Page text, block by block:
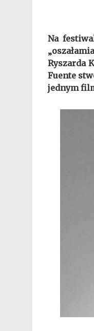
Na
Ryszarda
Fuente
jednym